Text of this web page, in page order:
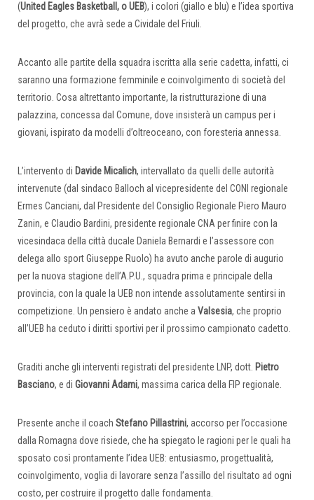
(United Eagles Basketball, o UEB), i colori (giallo e blu) e l’idea sportiva
del progetto, che avrà sede a Cividale del Friuli.
Accanto alle partite della squadra iscritta alla serie cadetta, infatti, ci
saranno una formazione femminile e coinvolgimento di società del
territorio. Cosa altrettanto importante, la ristrutturazione di una
palazzina, concessa dal Comune, dove insisterà un campus per i
giovani, ispirato da modelli d’oltreoceano, con foresteria annessa.
L’intervento di Davide Micalich, intervallato da quelli delle autorità
intervenute (dal sindaco Balloch al vicepresidente del CONI regionale
Ermes Canciani, dal Presidente del Consiglio Regionale Piero Mauro
Zanin, e Claudio Bardini, presidente regionale CNA per finire con la
vicesindaca della città ducale Daniela Bernardi e l’assessore con
delega allo sport Giuseppe Ruolo) ha avuto anche parole di augurio
per la nuova stagione dell’A.P.U., squadra prima e principale della
provincia, con la quale la UEB non intende assolutamente sentirsi in
competizione. Un pensiero è andato anche a Valsesia, che proprio
all’UEB ha ceduto i diritti sportivi per il prossimo campionato cadetto.
Graditi anche gli interventi registrati del presidente LNP, dott. Pietro
Basciano, e di Giovanni Adami, massima carica della FIP regionale.
Presente anche il coach Stefano Pillastrini, accorso per l’occasione
dalla Romagna dove risiede, che ha spiegato le ragioni per le quali ha
sposato così prontamente l’idea UEB: entusiasmo, progettualità,
coinvolgimento, voglia di lavorare senza l’assillo del risultato ad ogni
costo, per costruire il progetto dalle fondamenta.